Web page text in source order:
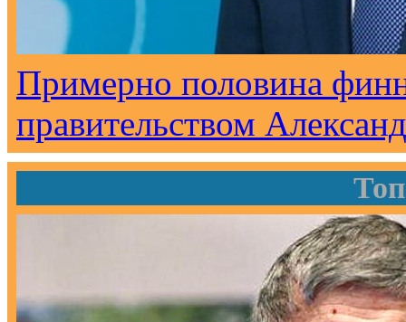
Примерно половина
правительством